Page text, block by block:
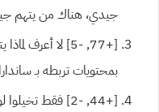
جيدي، هناك من يتهم
[+77,
-5]
لا أعرف
بمحتويات تربطه بـ
[+44,
-2] فقط تخيلوا